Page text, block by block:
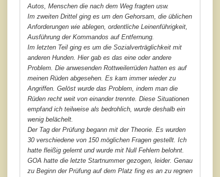
Autos, Menschen die nach dem Weg fragten usw.
Im zweiten Drittel ging es um den Gehorsam, die üblichen
Anforderungen wie ablegen, ordentliche Leinenführigkeit,
Ausführung der Kommandos auf Entfernung.
Im letzten Teil ging es um die Sozialverträglichkeit mit
anderen Hunden. Hier gab es das eine oder andere
Problem. Die anwesenden Rottweilerrüden hatten es auf
meinen Rüden abgesehen. Es kam immer wieder zu
Angriffen. Gelöst wurde das Problem, indem man die
Rüden recht weit von einander trennte. Diese Situationen
empfand ich teilweise als bedrohlich, wurde deshalb ein
wenig belächelt.
Der Tag der Prüfung begann mit der Theorie. Es wurden
30 verschiedene von 150 möglichen Fragen gestellt. Ich
hatte fleißig gelernt und wurde mit Null Fehlern belohnt.
GOA hatte die letzte Startnummer gezogen, leider. Genau
zu Beginn der Prüfung auf dem Platz fing es an zu regnen